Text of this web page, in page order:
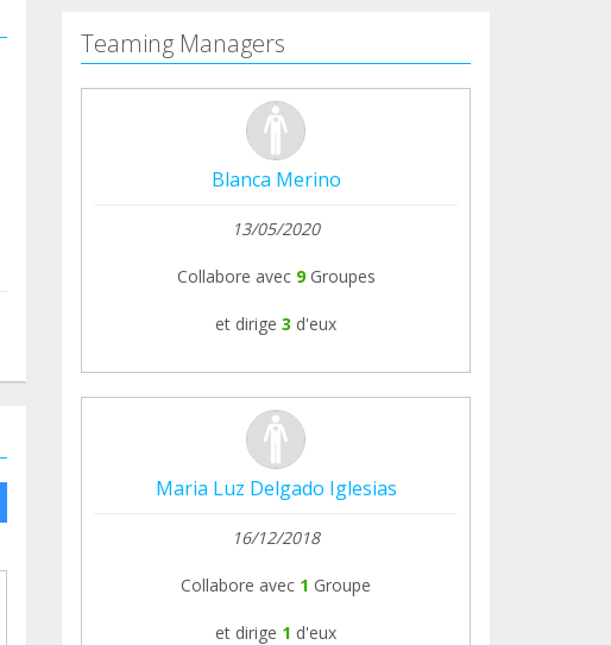
Teaming Managers
Blanca Merino
13/05/2020
Collabore avec9Groupes
et dirige 3 d'eux
Maria Luz Delgado Iglesias
16/12/2018
Collabore avec 1 Groupe
et dirige 1 d'eux